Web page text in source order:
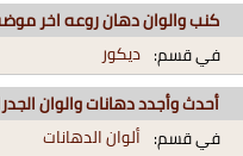
كنب والوان دهان روعه اخر موضة
في قسم: ديكور
أحدث وأجدد دهانات والوان
في قسم: ألوان الدهانات